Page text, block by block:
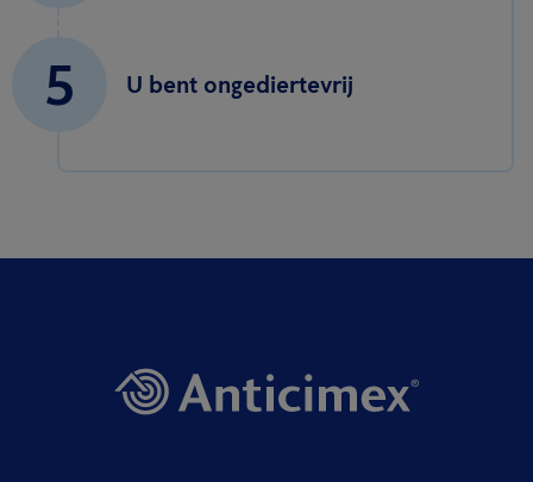
5 U bent ongediertevrij